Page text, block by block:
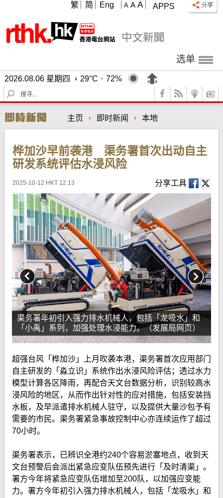
APPS
A A A
繁 简 Eng
选单
2026.08.06 星期四 29°C
72%
S
e
r
c
主页 即时新闻 本地
桦加沙早前袭港 渠务署首次出动自主
研发系统评估水浸风险
2025-10-12 HKT 12:13 分享工具
渠务署年初引入强力排水机械人，包括「龙吸水」和
「小禹」系列，加强处理水浸能力。（发展局网页）
超强台风「桦加沙」上月吹袭本港，渠务署首次应用部门
自主研发的「淼立识」系统作出水浸风险评估；透过水力
模型计算各区降雨，再配合天文台数据分析，识别较高水
浸风险的地区，从而作出针对性的应对措施，包括安装挡
水板，及早派遣排水机械人驻守，以及提供大量沙包予有
需要的市民。渠务署紧急事故控制中心亦连续运作了超过
70小时。
渠务署表示，已辨识全港约240个容易淤塞地点，收到天
文台预警后会派出紧急应变队伍预先进行「及时清渠」。
署方今年将紧急应变队伍增加至200队，以加强应变能
力。署方今年初引入强力排水机械人，包括「龙吸水」和